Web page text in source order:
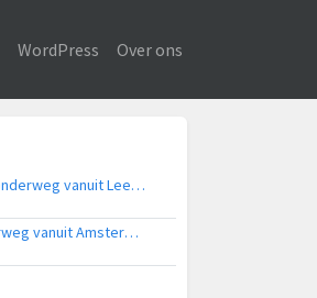
WordPress Over ons
Ambulancehelikopter onderweg vanuit Leeuwarden Medical Center Heliport
Politiehelikopter onderweg vanuit Amsterdam Vliegveld Schiphol